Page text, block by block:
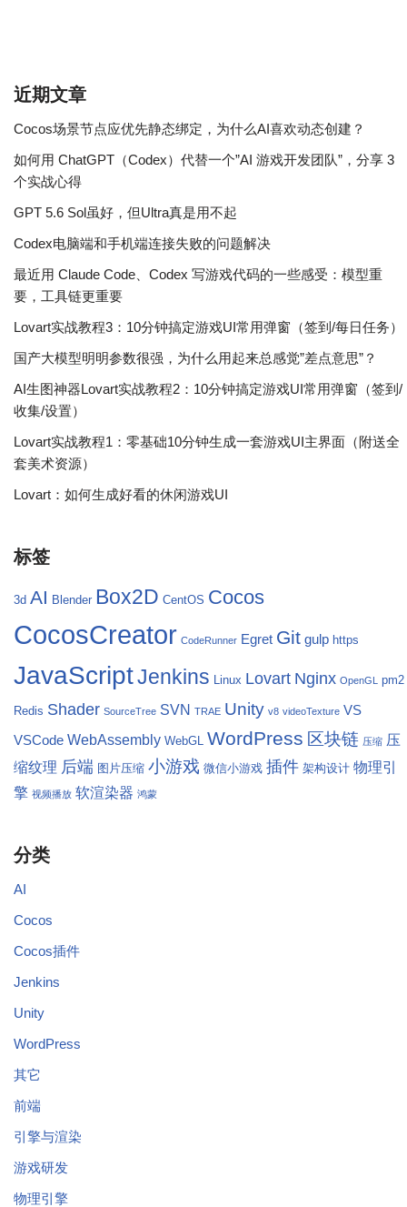
近期文章
Cocos场景节点应优先静态绑定，为什么AI喜欢动态创建？
如何用 ChatGPT（Codex）代替一个”AI 游戏开发团队”，分享 3
个实战心得
GPT 5.6 Sol虽好，但Ultra真是用不起
Codex电脑端和手机端连接失败的问题解决
最近用 Claude Code、Codex 写游戏代码的一些感受：模型重
要，工具链更重要
Lovart实战教程3：10分钟搞定游戏UI常用弹窗（签到/每日任务）
国产大模型明明参数很强，为什么用起来总感觉”差点意思”？
AI生图神器Lovart实战教程2：10分钟搞定游戏UI常用弹窗（签到/
收集/设置）
Lovart实战教程1：零基础10分钟生成一套游戏UI主界面（附送全
套美术资源）
Lovart：如何生成好看的休闲游戏UI
标签
3d AI Blender Box2D CentOS Cocos
CocosCreator CodeRunner Egret Git gulp https
JavaScriptJenkins Linux Lovart Nginx OpenGL pm2
Redis Shader SourceTree SVN TRAE Unity v8 videoTexture VS
VSCode WebAssembly WebGL WordPress 区块链 压缩 压
缩纹理 后端 图片压缩 小游戏 微信小游戏 插件 架构设计 物理引
擎 视频播放 软渲染器 鸿蒙
分类
AI
Cocos
Cocos插件
Jenkins
Unity
WordPress
其它
前端
引擎与渲染
游戏研发
物理引擎